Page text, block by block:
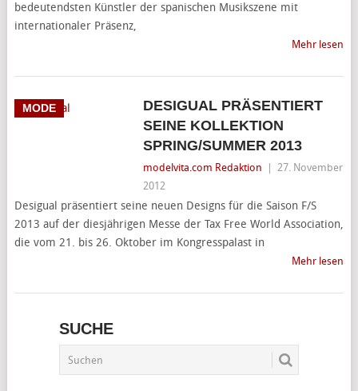
bedeutendsten Künstler der spanischen Musikszene mit
internationaler Präsenz,
Mehr lesen
MODE
DESIGUAL PRÄSENTIERT
SEINE KOLLEKTION
SPRING/SUMMER 2013
modelvita.com Redaktion
27. November
2012
Desigual präsentiert seine neuen Designs für die Saison F/S
2013 auf der diesjährigen Messe der Tax Free World Association,
die vom 21. bis 26. Oktober im Kongresspalast in
Mehr lesen
SUCHE